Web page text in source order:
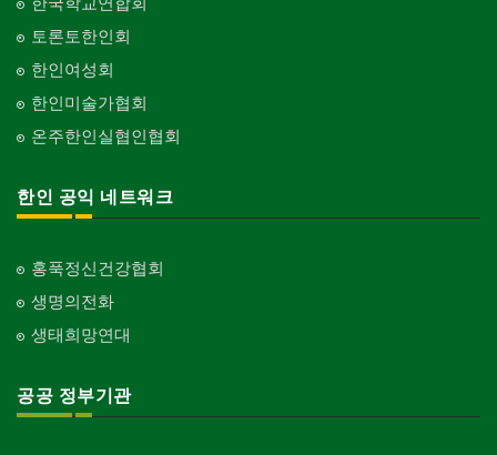
토론토한인회
한인여성회
한인미술가협회
온주한인실협인협회
한인 공익 네트워크
홍푹정신건강협회
생명의전화
생태희망연대
공공 정부기관